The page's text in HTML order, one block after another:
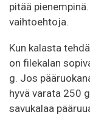
pitää
vaihtoehtoja.
Kun kalasta
on filekalan
g. Jos
hyvä varata 250
savukalaa